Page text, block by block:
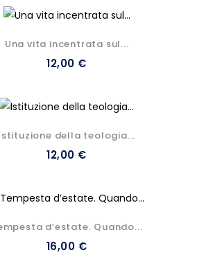
Una vita incentrata sul...
12,00 €
della teologia...
12,00 €
d’estate. Quando...
16,00 €